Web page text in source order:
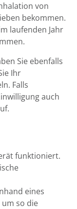
von
bekommen.
laufenden Jahr
Sie ebenfalls
Ihr
Falls
auch
funktioniert.
eines
so die